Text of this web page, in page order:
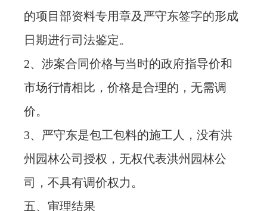
的项目部资料专用章及严守东签字的形成
日期进行司法鉴定。
2、涉案合同价格与当时的政府指导价和
市场行情相比，价格是合理的，无需调
价。
3、严守东是包工包料的施工人，没有洪
州园林公司授权，无权代表洪州园林公
司，不具有调价权力。
五、审理结果